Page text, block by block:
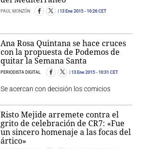
PAUL MONZÓN 13 Ene 2015 - 10:26 CET
Ana Rosa Quintana se hace cruces
con la propuesta de Podemos de
quitar la Semana Santa
PERIODISTA DIGITAL 13 Ene 2015 - 10:31 CET
Se acercan con decisión los comicios
Risto Mejide arremete contra el
grito de celebración de CR7: «Fue
un sincero homenaje a las focas del
ártico»